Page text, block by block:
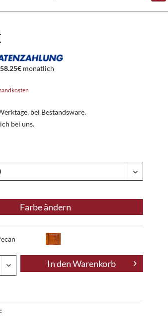
58.25€ monatlich
bei Bestandsware.
bei uns.
Farbe ändern
In denWarenkorb